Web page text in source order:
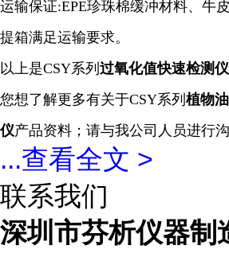
运输保证:EPE珍珠棉缓冲材料、牛
提箱满足运输要求。
以上是CSY系列 过氧化值快速检测仪
您想了解更多有关于CSY系列 植物
仪产品资料；请与我公司人员进行沟
...查看全文 >
联系我们
深圳市芬析仪器制